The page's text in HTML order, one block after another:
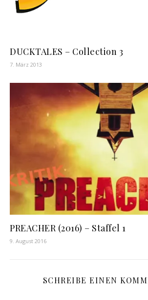
DUCKTALES – Collection 3
7. März 2013
PREACHER (2016) – Staffel 1
9. August 2016
SCHREIBE EINEN